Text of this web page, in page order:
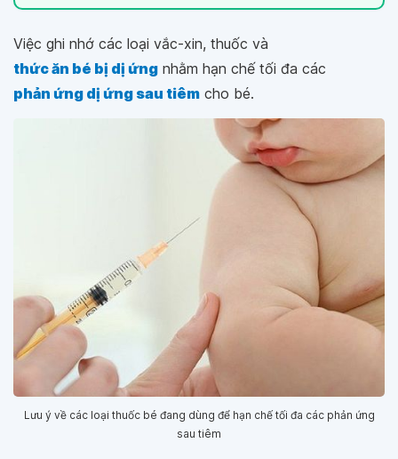
Việc ghi nhớ các loại vắc-xin, thuốc và
thức ăn bé bị dị ứng nhằm hạn chế tối đa các
phản ứng dị ứng sau tiêm cho bé.
Lưu ý về các loại thuốc bé đang dùng để hạn chế tối đa các phản ứng
sau tiêm